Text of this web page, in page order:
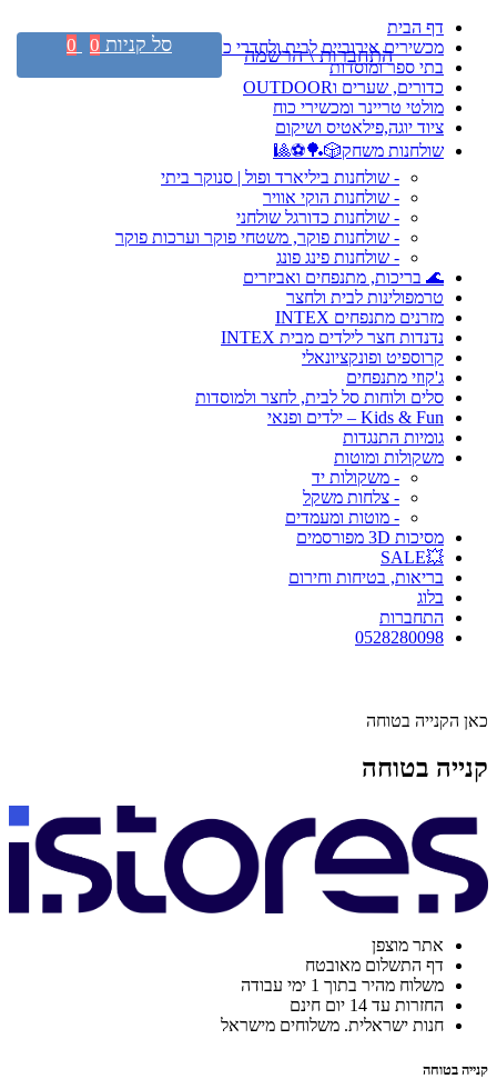
דף הבית
מכשירים אירוביים לבית ולחדרי כושר
בתי ספר ומוסדות
כדורים, שערים וOUTDOOR
מולטי טריינר ומכשירי כוח
ציוד יוגה,פילאטיס ושיקום
שולחנות משחק🎲🏓⚽🎱
- שולחנות ביליארד ופול | סנוקר ביתי
- שולחנות הוקי אוויר
- שולחנות כדורגל שולחני
- שולחנות פוקר, משטחי פוקר וערכות פוקר
- שולחנות פינג פונג
🌊 בריכות, מתנפחים ואביזרים
טרמפולינות לבית ולחצר
מזרנים מתנפחים INTEX
נדנדות חצר לילדים מבית INTEX
קרוספיט ופונקציונאלי
ג'קוזי מתנפחים
סלים ולוחות סל לבית, לחצר ולמוסדות
Kids & Fun – ילדים ופנאי
גומיות התנגדות
משקולות ומוטות
- משקולות יד
- צלחות משקל
- מוטות ומעמדים
מסיכות 3D מפורסמים
💥SALE
בריאות, בטיחות וחירום
בלוג
התחברות
0528280098
כאן הקנייה בטוחה
קנייה בטוחה
אתר מוצפן
דף התשלום מאובטח
משלוח מהיר בתוך 1 ימי עבודה
החזרות עד 14 יום חינם
חנות ישראלית. משלוחים מישראל
קנייה בטוחה
התחברות \ הרשמה סל קניות 0
0